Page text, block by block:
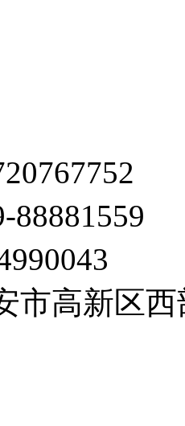
88881559
市高新区西